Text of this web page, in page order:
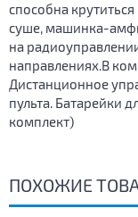
способна
суше, машинка-
на
направлениях.В
Дистанционное
пульта. Батарейки
комплект)
ПОХОЖИЕ